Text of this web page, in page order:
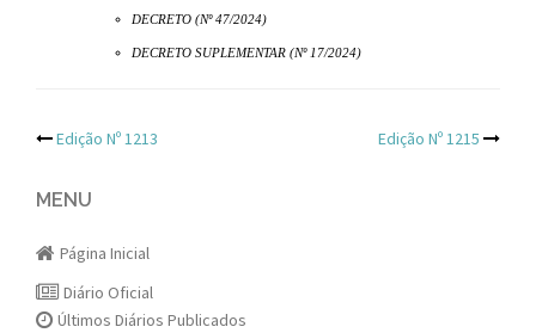
DECRETO (Nº 47/2024)
DECRETO SUPLEMENTAR (Nº 17/2024)
Post
navigation
Edição Nº 1213 Edição Nº 1215
MENU
Página Inicial
Diário Oficial
Últimos Diários Publicados